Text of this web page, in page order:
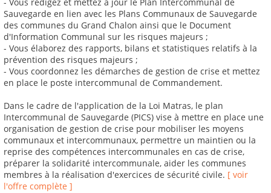
- Vous rédigez et mettez à jour le Plan Intercommunal de
Sauvegarde en lien avec les Plans Communaux de Sauvegarde
des communes du Grand Chalon ainsi que le Document
d'Information Communal sur les risques majeurs ;
- Vous élaborez des rapports, bilans et statistiques relatifs à la
prévention des risques majeurs ;
- Vous coordonnez les démarches de gestion de crise et mettez
en place le poste intercommunal de Commandement.
Dans le cadre de l'application de la Loi Matras, le plan
Intercommunal de Sauvegarde (PICS) vise à mettre en place une
organisation de gestion de crise pour mobiliser les moyens
communaux et intercommunaux, permettre un maintien ou la
reprise des compétences intercommunales en cas de crise,
préparer la solidarité intercommunale, aider les communes
membres à la réalisation d'exercices de sécurité civile. [ voir
l'offre complète ]